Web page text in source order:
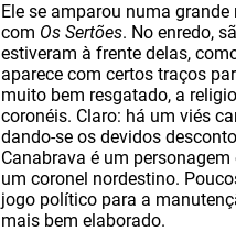
Ele se amparou numa
com Os Sertões. No enredo,
estiveram à frente delas,
aparece com certos traços
muito bem resgatado, a
coronéis. Claro: há um viés
dando-se os devidos
Canabrava é um
um coronel nordestino.
jogo político para a
mais bem elaborado.